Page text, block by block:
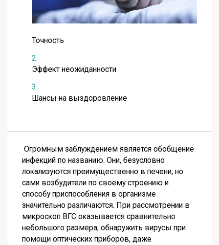
Точность
Эффект неожиданности
Шансы на выздоровление
Огромным заблуждением является обобщение
инфекций по названию. Они, безусловно
локализуются преимущественно в печени, но
сами возбудители по своему строению и
способу приспособления в организме
значительно различаются. При рассмотрении в
микроскоп ВГС оказывается сравнительно
небольшого размера, обнаружить вирусы при
помощи оптических приборов, даже